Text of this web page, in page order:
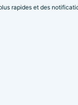
rapides et des